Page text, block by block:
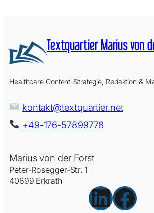
TextquartierMarius von
Healthcare Content-Strategie, Redaktion &
kontakt@textquartier.net
+49-176-57899778
Marius von der Forst
Peter-Rosegger-Str. 1
40699 Erkrath
LinkedIn Facebook